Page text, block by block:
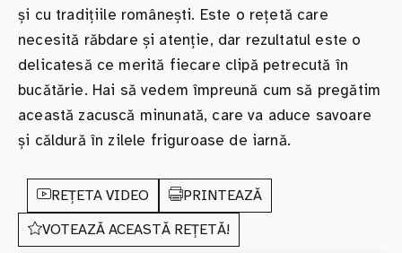
și cu tradițiile românești. Este o rețetă care
necesită răbdare și atenție, dar rezultatul este o
delicatesă ce merită fiecare clipă petrecută în
bucătărie. Hai să vedem împreună cum să pregătim
această zacuscă minunată, care va aduce savoare
și căldură în zilele friguroase de iarnă.
REȚETA VIDEO
PRINTEAZĂ
VOTEAZĂ ACEASTĂ REȚETĂ!